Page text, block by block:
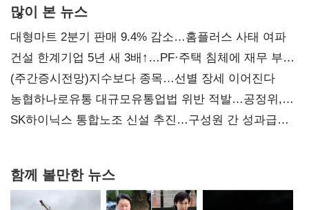
많이 본 뉴스
대형마트 2분기 판매 9.4% 감소…홈플러스 사태 여파
건설 한계기업 5년 새 3배↑…PF·주택 침체에 재무 부담
확대
(주간증시전망)지수보다 종목…선별 장세 이어진다
농협하나로유통 대규모유통업법 위반 적발…공정위,
과징금 4억6200만원 부과
SK하이닉스 통합노조 신설 추진…구성원 간 성과급
함께 볼만한 뉴스